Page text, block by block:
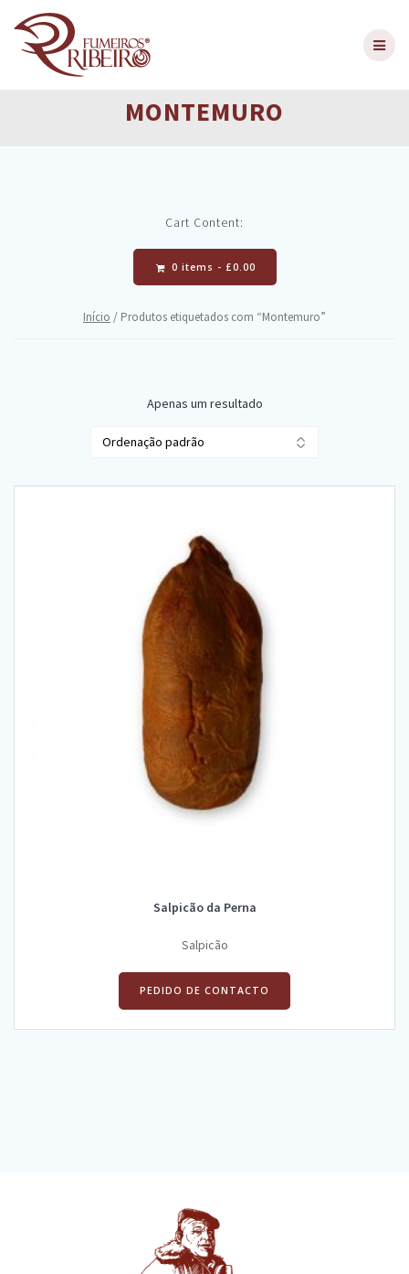
MONTEMURO
Cart Content:
0 items - £0.00
Início / Produtos etiquetados com “Montemuro”
Apenas um resultado
Salpicão da Perna
Salpicão
PEDIDO DE CONTACTO